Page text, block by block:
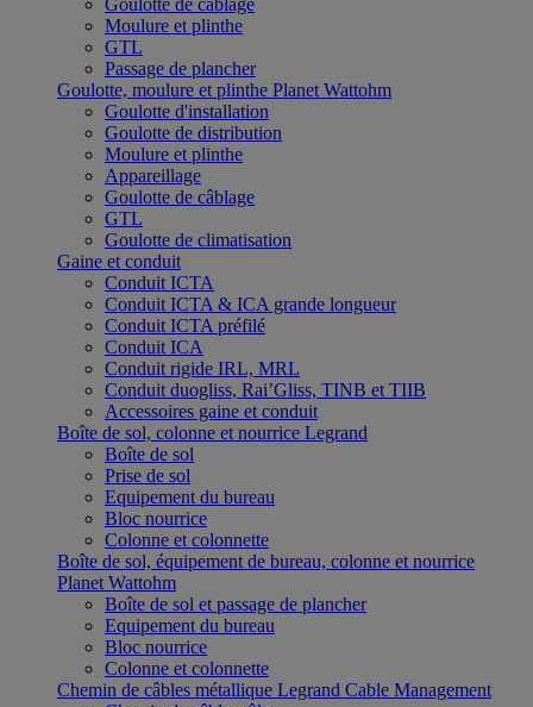
Goulotte de câblage
Moulure et plinthe
GTL
Passage de plancher
Goulotte, moulure et plinthe Planet Wattohm
Goulotte d'installation
Goulotte de distribution
Moulure et plinthe
Appareillage
Goulotte de câblage
GTL
Goulotte de climatisation
Gaine et conduit
Conduit ICTA
Conduit ICTA & ICA grande longueur
Conduit ICTA préfilé
Conduit ICA
Conduit rigide IRL, MRL
Conduit duogliss, Rai’Gliss, TINB et TIIB
Accessoires gaine et conduit
Boîte de sol, colonne et nourrice Legrand
Boîte de sol
Prise de sol
Equipement du bureau
Bloc nourrice
Colonne et colonnette
Boîte de sol, équipement de bureau, colonne et nourrice
Planet Wattohm
Boîte de sol et passage de plancher
Equipement du bureau
Bloc nourrice
Colonne et colonnette
Chemin de câbles métallique Legrand Cable Management